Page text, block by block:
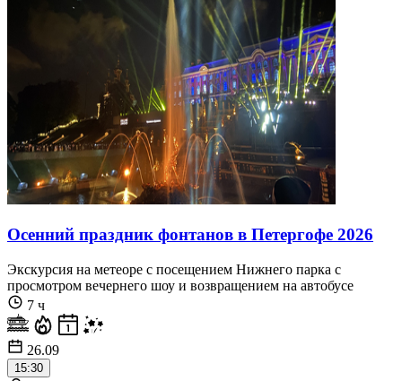
Осенний праздник фонтанов в Петергофе 2026
Экскурсия на метеоре с посещением Нижнего парка с
просмотром вечернего шоу и возвращением на автобусе
7 ч
26.09
15:30